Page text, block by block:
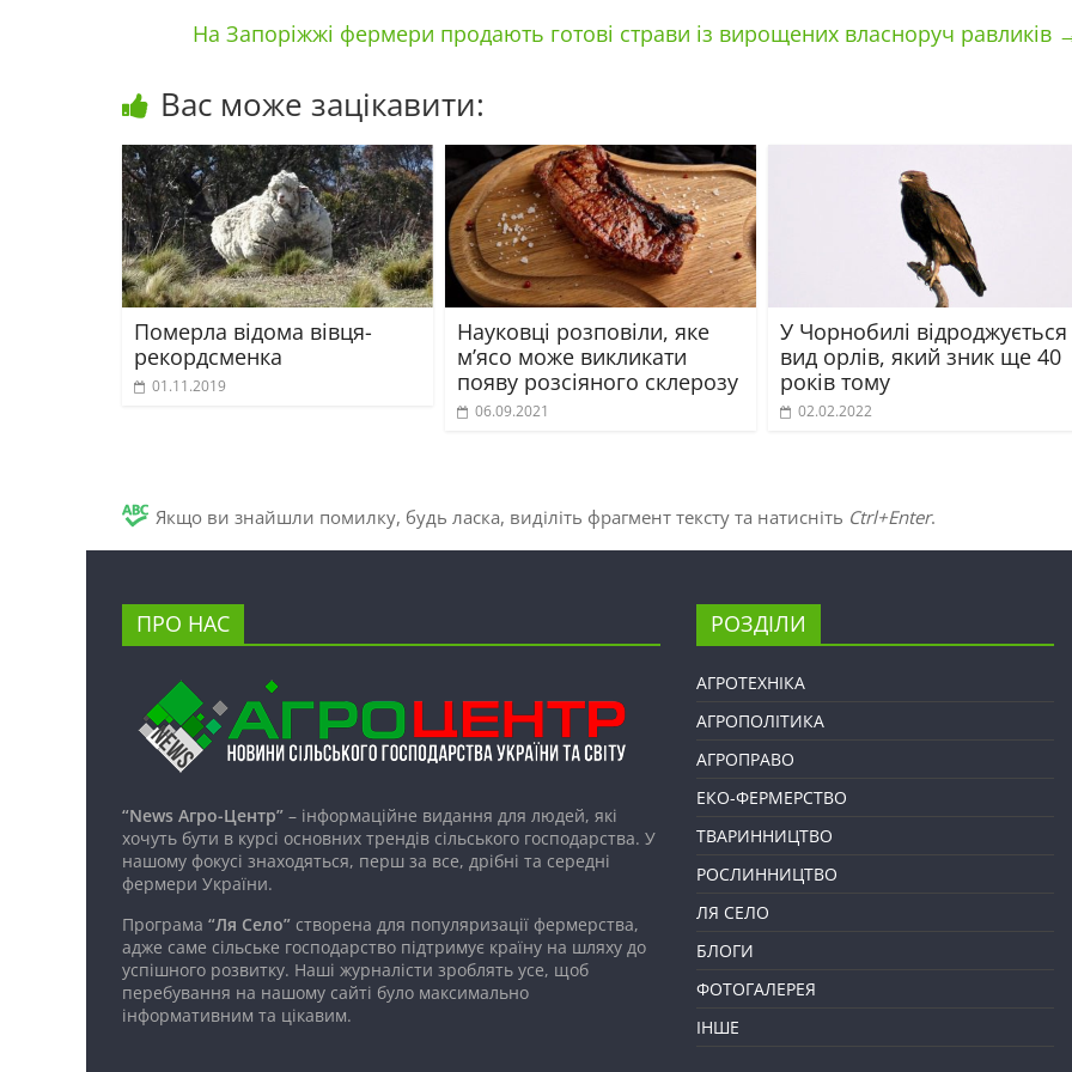
На Запоріжжі фермери продають готові страви із вирощених власноруч равликів
Вас може зацікавити:
Померла відома вівця-
рекордсменка
01.11.2019
Науковці розповіли, яке
м’ясо може викликати
появу розсіяного склерозу
06.09.2021
У Чорнобилі відроджується
вид орлів, який зник ще 40
років тому
02.02.2022
Якщо ви знайшли помилку, будь ласка, виділіть фрагмент тексту та натисніть Ctrl+Enter.
ПРО НАС
“News Агро-Центр” – інформаційне видання для людей, які
хочуть бути в курсі основних трендів сільського господарства. У
нашому фокусі знаходяться, перш за все, дрібні та середні
фермери України.
Програма “Ля Село” створена для популяризації фермерства,
адже саме сільське господарство підтримує країну на шляху до
успішного розвитку. Наші журналісти зроблять усе, щоб
перебування на нашому сайті було максимально
інформативним та цікавим.
РОЗДІЛИ
АГРОТЕХНІКА
АГРОПОЛІТИКА
АГРОПРАВО
ЕКО-ФЕРМЕРСТВО
ТВАРИННИЦТВО
РОСЛИННИЦТВО
ЛЯ СЕЛО
БЛОГИ
ФОТОГАЛЕРЕЯ
ІНШЕ